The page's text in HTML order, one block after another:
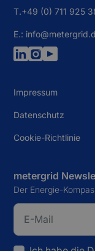
T.+49 (0) 711 925
E.:
Impressum
Datenschutz
Cookie-Richtlinie
metergrid
Der Energie-